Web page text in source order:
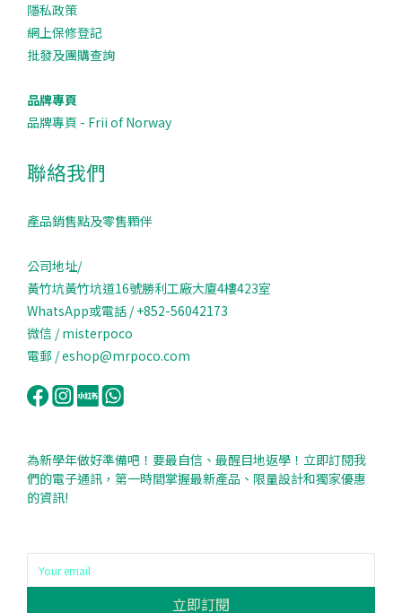
隱私政策
網上保修登記
批發及團購查詢
品牌專頁
品牌專頁 - Frii of Norway
聯絡我們
產品銷售點及零售顆伴
公司地址/
黃竹坑黃竹坑道16號勝利工廠大廈4樓423室
WhatsApp或電話 / +852-56042173
微信 / misterpoco
電郵 / eshop@mrpoco.com
為新學年做好準備吧！要最自信、最醒目地返學！立即訂閱我
們的電子通訊，第一時間掌握最新產品、限量設計和獨家優惠
的資訊!
立即訂閱